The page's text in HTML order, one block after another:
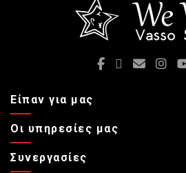
Είπαν για μας
Οι υπηρεσίες μας
Συνεργασίες